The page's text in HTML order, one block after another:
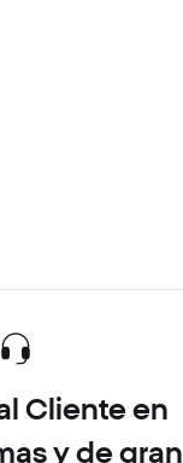
Cliente en
y de gran